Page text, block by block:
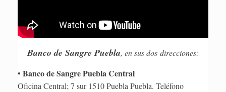
Banco de Sangre Puebla, en sus dos direcciones:
• Banco de Sangre Puebla Central
Oficina Central; 7 sur 1510 Puebla Puebla. Teléfono